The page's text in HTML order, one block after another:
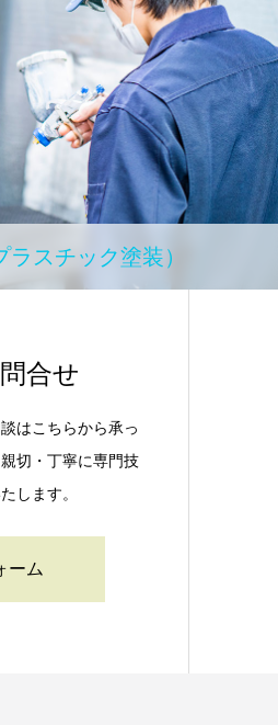
スチック塗装）
合せ
はこちらから承っ
切・丁寧に専門技
します。
ーム